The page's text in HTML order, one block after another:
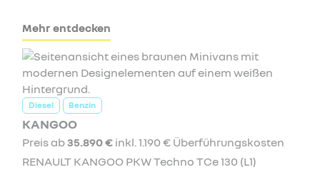
Mehr entdecken
Diesel Benzin
KANGOO
Preis ab35.890 € inkl. 1.190 € Überführungskosten
RENAULT KANGOO PKW Techno TCe 130 (L1)